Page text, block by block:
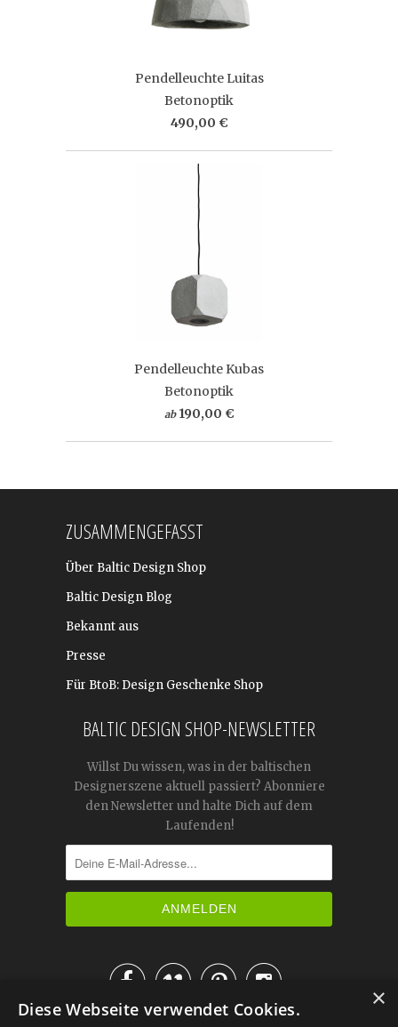
Pendelleuchte Luitas
Betonoptik
490,00 €
Pendelleuchte Kubas
Betonoptik
ab 190,00 €
ZUSAMMENGEFASST
Über Baltic Design Shop
Baltic Design Blog
Bekannt aus
Presse
Für BtoB: Design Geschenke Shop
BALTIC DESIGN SHOP-NEWSLETTER
Willst Du wissen, was in der baltischen
Designerszene aktuell passiert? Abonniere
den Newsletter und halte Dich auf dem
Laufenden!

IM KATALOG BLÄTTERN
×
Diese Webseite verwendet Cookies.